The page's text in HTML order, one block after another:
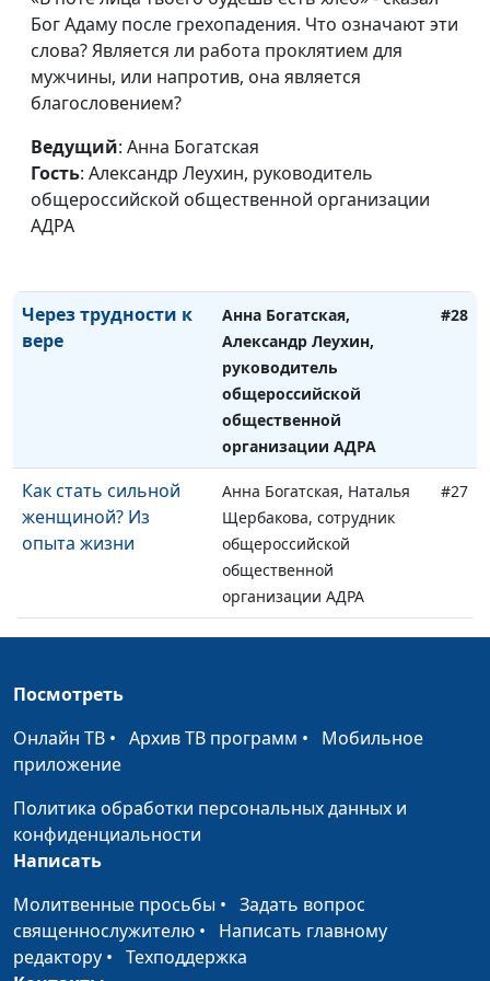
Бог Адаму после грехопадения. Что означают эти
слова? Является ли работа проклятием для
мужчины, или напротив, она является
благословением?
Ведущий: Анна Богатская
Гость: Александр Леухин, руководитель
общероссийской общественной организации
АДРА
Медвидь, региональный
представитель
общероссийской
общественной
Дальнем Востоке;
Александр Леухин,
руководитель
общероссийской
Через трудности к
вере
Анна Богатская,
Александр Леухин,
руководитель
общероссийской
общественной
организации АДРА
#28
Как стать сильной
женщиной? Из
опыта жизни
Анна Богатская, Наталья
Щербакова, сотрудник
общероссийской
общественной
организации АДРА
#27
Бог избавил меня от
будущее
Анна Ронжина, Олег
богословия, член Совета
объединениями при
#26
Из бизнеса в
священнослужители:
оставить бизнес
ради служения
Анна Богатская, Юрий
Волобоев,
священнослужитель
Посмотреть
Онлайн ТВ • Архив ТВ программ • Мобильное
приложение
Политика обработки персональных данных и
конфиденциальности
Написать
Молитвенные просьбы • Задать вопрос
священнослужителю • Написать главному
редактору • Техподдержка